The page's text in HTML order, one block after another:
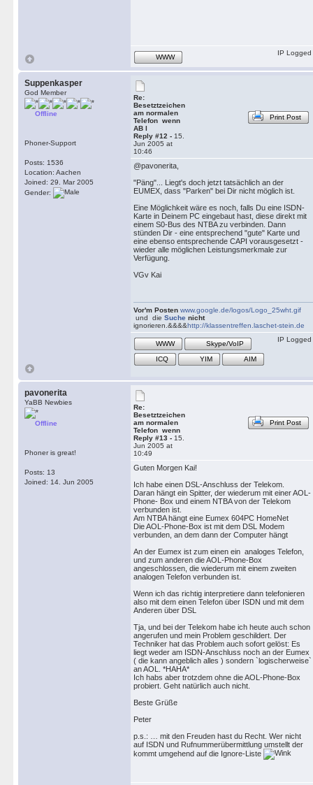
WWW
IP Logged
Suppenkasper
God Member
Offline
Phoner-Support
Posts: 1536
Location: Aachen
Joined: 29. Mar 2005
Gender:
Re:
Besetztzeichen
am normalen
Telefon wenn
AB l
Reply #12 - 15.
Jun 2005 at
10:46
Print Post
@pavonerita,
"Päng"... Liegt's doch jetzt tatsächlich an der
EUMEX, dass "Parken" bei Dir nicht möglich ist.
Eine Möglichkeit wäre es noch, falls Du eine ISDN-
Karte in Deinem PC eingebaut hast, diese direkt mit
einem S0-Bus des NTBA zu verbinden. Dann
stünden Dir - eine entsprechend "gute" Karte und
eine ebenso entsprechende CAPI vorausgesetzt -
wieder alle möglichen Leistungsmerkmale zur
Verfügung.
VGv Kai
Vor'm Posten www.google.de/logos/Logo_25wht.gif
und die Suche nicht
ignorieren.&&&&http://klassentreffen.laschet-stein.de
WWW
Skype/VoIP
ICQ
YIM AIM
IP Logged
pavonerita
YaBB Newbies
Offline
Phoner is great!
Posts: 13
Joined: 14. Jun 2005
Re:
Besetztzeichen
am normalen
Telefon wenn
Reply #13 - 15.
Jun 2005 at
10:49
Print Post
Guten Morgen Kai!
Ich habe einen DSL-Anschluss der Telekom.
Daran hängt ein Spitter, der wiederum mit einer AOL-
Phone- Box und einem NTBA von der Telekom
verbunden ist.
Am NTBA hängt eine Eumex 604PC HomeNet
Die AOL-Phone-Box ist mit dem DSL Modem
verbunden, an dem dann der Computer hängt
An der Eumex ist zum einen ein analoges Telefon,
und zum anderen die AOL-Phone-Box
angeschlossen, die wiederum mit einem zweiten
analogen Telefon verbunden ist.
Wenn ich das richtig interpretiere dann telefonieren
also mit dem einen Telefon über ISDN und mit dem
Anderen über DSL
Tja, und bei der Telekom habe ich heute auch schon
angerufen und mein Problem geschildert. Der
Techniker hat das Problem auch sofort gelöst: Es
liegt weder am ISDN-Anschluss noch an der Eumex
( die kann angeblich alles ) sondern `logischerweise`
an AOL. *HAHA*
Ich habs aber trotzdem ohne die AOL-Phone-Box
probiert. Geht natürlich auch nicht.
Beste Grüße
Peter
p.s.: … mit den Freuden hast du Recht. Wer nicht
auf ISDN und Rufnummerübermittlung umstellt der
kommt umgehend auf die Ignore-Liste